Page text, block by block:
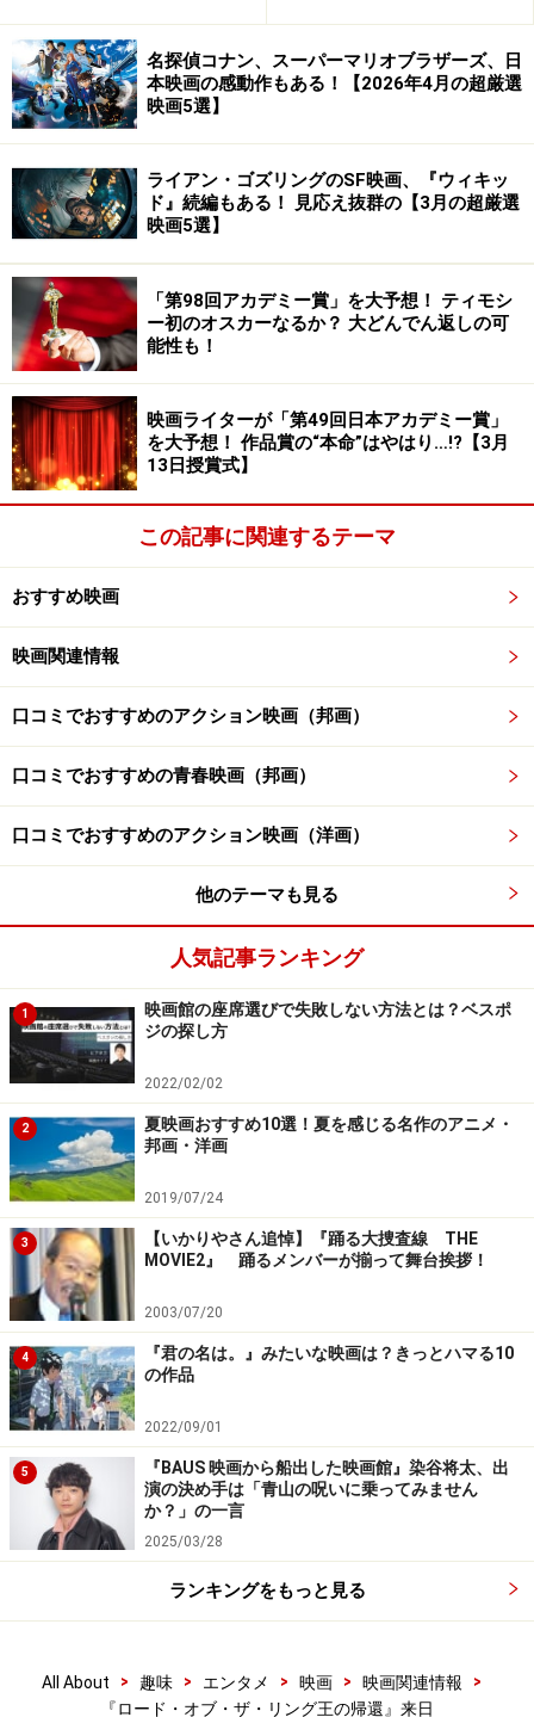
名探偵コナン、スーパーマリオブラザーズ、日
本映画の感動作もある！【2026年4月の超厳選
映画5選】
ライアン・ゴズリングのSF映画、『ウィキッ
ド』続編もある！ 見応え抜群の【3月の超厳選
映画5選】
「第98回アカデミー賞」を大予想！ ティモシ
ー初のオスカーなるか？ 大どんでん返しの可
能性も！
映画ライターが「第49回日本アカデミー賞」
を大予想！ 作品賞の“本命”はやはり…!?【3月
13日授賞式】
この記事に関連するテーマ
おすすめ映画
映画関連情報
口コミでおすすめのアクション映画（邦画）
口コミでおすすめの青春映画（邦画）
口コミでおすすめのアクション映画（洋画）
他のテーマも見る
人気記事ランキング
1
映画館の座席選びで失敗しない方法とは？ベスポ
ジの探し方
2022/02/02
2
夏映画おすすめ10選！夏を感じる名作のアニメ・
邦画・洋画
2019/07/24
3
【いかりやさん追悼】『踊る大捜査線 THE
MOVIE2』 踊るメンバーが揃って舞台挨拶！
2003/07/20
4
『君の名は。』みたいな映画は？きっとハマる10
の作品
2022/09/01
5
『BAUS 映画から船出した映画館』染谷将太、出
演の決め手は「青山の呪いに乗ってみません
か？」の一言
2025/03/28
ランキングをもっと見る
All About > 趣味 > エンタメ > 映画 > 映画関連情報
>
『ロード・オブ・ザ・リング王の帰還』来日